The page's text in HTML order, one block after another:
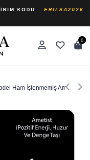
KODU:
ERILSA2026
0
Ham İşlenmemiş Ametist